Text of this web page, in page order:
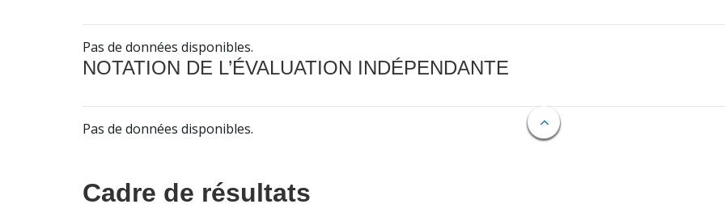
Pas de données disponibles.
NOTATION DE L’ÉVALUATION INDÉPENDANTE
Pas de données disponibles.
Cadre de résultats